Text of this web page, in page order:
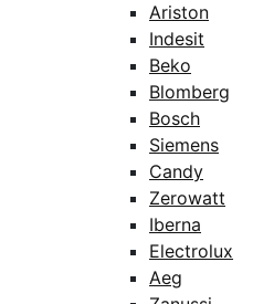
Ariston
Indesit
Beko
Blomberg
Bosch
Siemens
Candy
Zerowatt
Iberna
Electrolux
Aeg